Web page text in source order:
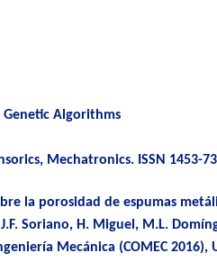
Algorithms
Mechatronics. ISSN 1453-
la porosidad de espumas
Soriano, H. Miguel, M.L.
Mecánica (COMEC 2016),